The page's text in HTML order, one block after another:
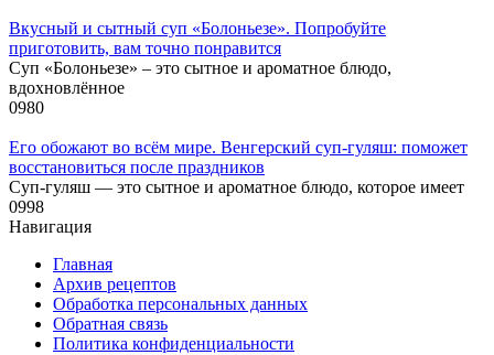
Вкусный и сытный cуп «Болоньезе». Попробуйте
приготовить, вам точно понравится
Суп «Болоньезе» – это сытное и ароматное блюдо,
вдохновлённое
0980
Его обожают во всём мире. Венгерский суп-гуляш: поможет
восстановиться после праздников
Суп-гуляш — это сытное и ароматное блюдо, которое имеет
0998
Навигация
Главная
Архив рецептов
Обработка персональных данных
Обратная связь
Политика конфиденциальности